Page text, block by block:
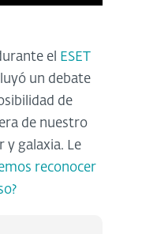
el
ESET
un debate
de
de nuestro
y galaxia. Le
reconocer